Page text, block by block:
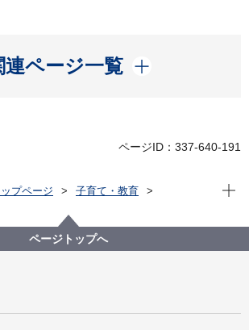
連ページ一覧
開く
ページID：337-640-191
プページ
子育て・教育
つどいの広場
子のつどいの広場一覧
現在
ページトップへ